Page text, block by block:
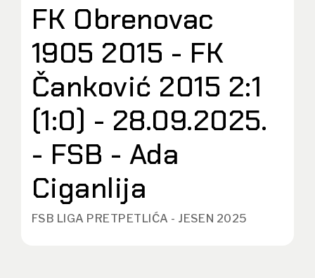
FK Obrenovac
1905 2015 - FK
Čanković 2015 2:1
(1:0) - 28.09.2025.
- FSB - Ada
Ciganlija
FSB LIGA PRETPETLIĆA - JESEN 2025